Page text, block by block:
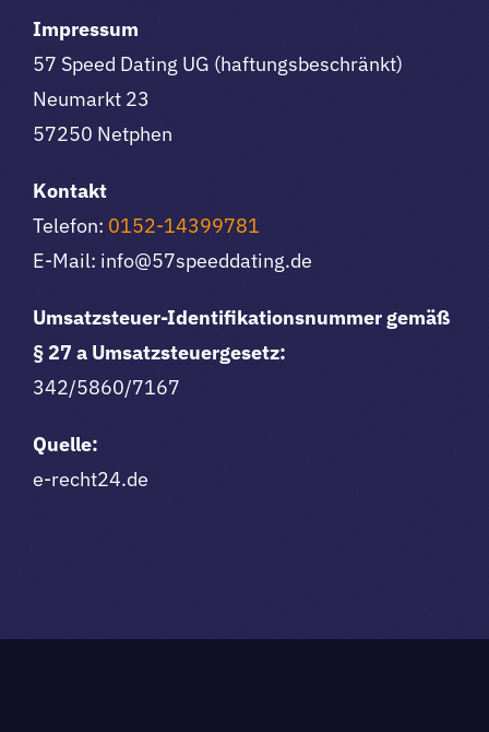
Impressum
57 Speed Dating UG (haftungsbeschränkt)
Neumarkt 23
57250 Netphen
Kontakt
Telefon: 0152-14399781
E-Mail: info@57speeddating.de
Umsatzsteuer-Identifikationsnummer gemäß
§ 27 a Umsatzsteuergesetz:
342/5860/7167
Quelle:
e-recht24.de